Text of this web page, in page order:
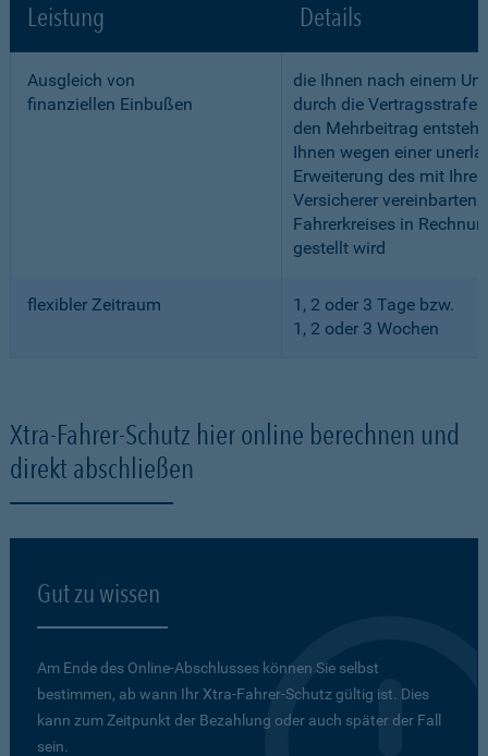
Leistung Details
Ausgleich von
finanziellen Einbußen
die Ihnen nach einem
durch die Vertragsstrafe
den Mehrbeitrag
Ihnen wegen einer
Erweiterung des mit
Versicherer vereinbarten
Fahrerkreises in
gestellt wird
flexibler Zeitraum
1, 2 oder 3 Tage bzw.
1, 2 oder 3 Wochen
Xtra-Fahrer-Schutz hier online berechnen und
direkt abschließen
Gut zu wissen
Am Ende des Online-Abschlusses können Sie selbst
bestimmen, ab wann Ihr Xtra-Fahrer-Schutz gültig ist. Dies
kann zum Zeitpunkt der Bezahlung oder auch später der Fall
sein.